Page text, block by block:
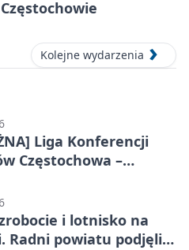
Kolejne wydarzenia
Liga Konferencji
Częstochowa –
eliminacji
i lotnisko na
Radni powiatu podjęli